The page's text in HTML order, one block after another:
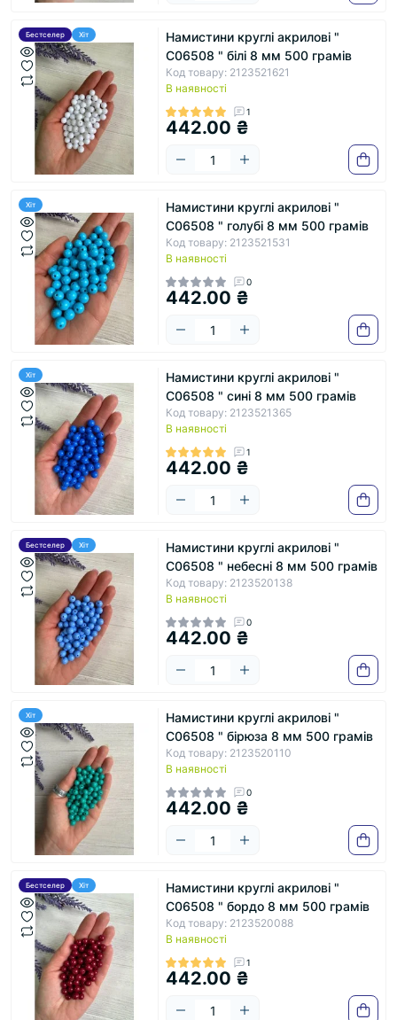
Бестселер Хіт
Намистини круглі акрилові "
С06508 " білі 8 мм 500 грамів
Код товару: 2123521621
В наявності
1
442.00 ₴
Хіт
Намистини круглі акрилові "
С06508 " голубі 8 мм 500 грамів
Код товару: 2123521531
В наявності
0
442.00 ₴
Хіт
Намистини круглі акрилові "
С06508 " сині 8 мм 500 грамів
Код товару: 2123521365
В наявності
1
442.00 ₴
Бестселер Хіт
Намистини круглі акрилові "
С06508 " небесні 8 мм 500 грамів
Код товару: 2123520138
В наявності
0
442.00 ₴
Хіт
Намистини круглі акрилові "
С06508 " бірюза 8 мм 500 грамів
Код товару: 2123520110
В наявності
0
442.00 ₴
Бестселер Хіт
Намистини круглі акрилові "
С06508 " бордо 8 мм 500 грамів
Код товару: 2123520088
В наявності
1
442.00 ₴